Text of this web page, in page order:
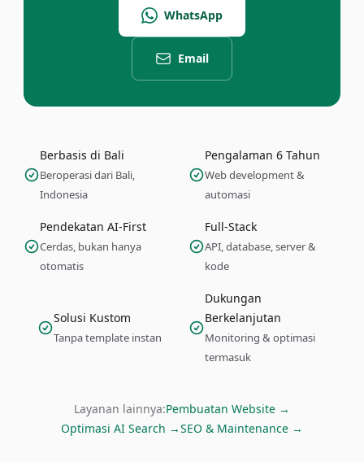
WhatsApp
Email
Berbasis di Bali
Beroperasi dari Bali,
Indonesia
Pengalaman 6 Tahun
Web development &
automasi
Pendekatan AI-First
Cerdas, bukan hanya
otomatis
Full-Stack
API, database, server &
kode
Solusi Kustom
Tanpa template instan
Dukungan
Berkelanjutan
Monitoring & optimasi
termasuk
Layanan lainnya:Pembuatan Website →
Optimasi AI Search →SEO & Maintenance →